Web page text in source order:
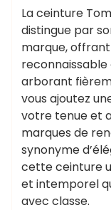
La ceinture
distingue par
marque,
reconnaissable
arborant
vous ajoutez
votre tenue et
marques de
synonyme
cette ceinture
et intemporel
avec classe.